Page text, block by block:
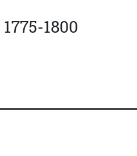
1800